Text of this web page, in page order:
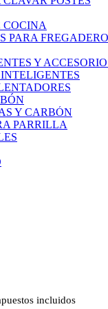
COCINA
PARA FREGADERO
Y
Y CARBÓN
PARRILLA
incluidos